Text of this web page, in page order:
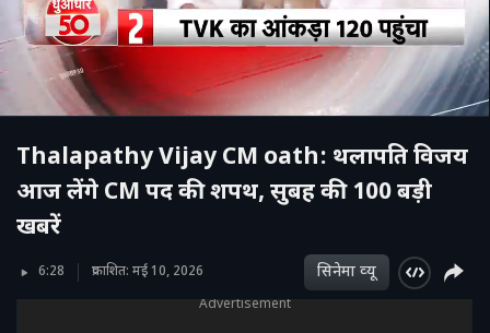
Thalapathy Vijay CM oath: थलापति विजय
आज लेंगे CM पद की शपथ, सुबह की 100 बड़ी
खबरें
6:28 प्रकाशित: मई 10, 2026 सिनेमा व्‍यू
Advertisement